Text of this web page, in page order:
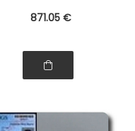
871.05 €